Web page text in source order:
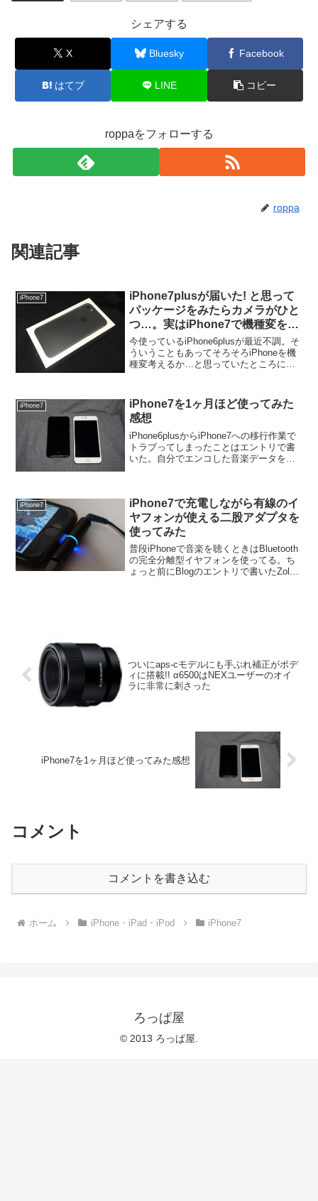
シェアする
X Bluesky Facebook
はてブ LINE コピー
roppaをフォローする
roppa
関連記事
iPhone7
iPhone7plusが届いた! と思って
パッケージをみたらカメラがひと
つ…。実はiPhone7で機種変をす
すめていた
今使っているiPhone6plusが最近不調。そ
ういうこともあってそろそろiPhoneを機
種変考えるか…と思っていたところに
思い、予約解禁日にオ...
iPhone7
iPhone7を1ヶ月ほど使ってみた
感想
iPhone6plusからiPhone7への移行作業で
トラブってしまったことはエントリで書
いた。自分でエンコした音楽データを移
iPhone7
iPhone7で充電しながら有線のイ
ヤフォンが使える二股アダプタを
使ってみた
普段iPhoneで音楽を聴くときはBluetooth
の完全分離型イヤフォンを使ってる。ち
ょっと前にBlogのエントリで書いたZolo
ついにaps-cモデルにも手ぶれ補正がボデ
ィに搭載!! α6500はNEXユーザーのオイ
ラに非常に刺さった
iPhone7を1ヶ月ほど使ってみた感想
コメント
コメントを書き込む
ホーム iPhone・iPad・iPod iPhone7
ろっぱ屋
© 2013 ろっぱ屋.